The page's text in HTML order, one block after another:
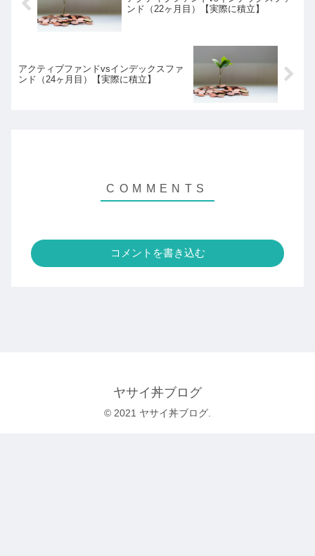
ンド（22ヶ月目）【実際に積立】
アクティブファンドvsインデックスファ
ンド（24ヶ月目）【実際に積立】
コメントを書き込む
ヤサイ丼ブログ
© 2021 ヤサイ丼ブログ.